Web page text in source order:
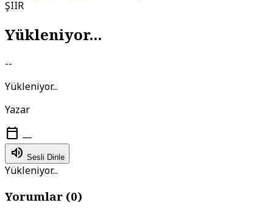
ŞIIR
Yükleniyor...
--
Yükleniyor...
Yazar
calendar_today —
volume_up Sesli Dinle
Yükleniyor...
Yorumlar (0)